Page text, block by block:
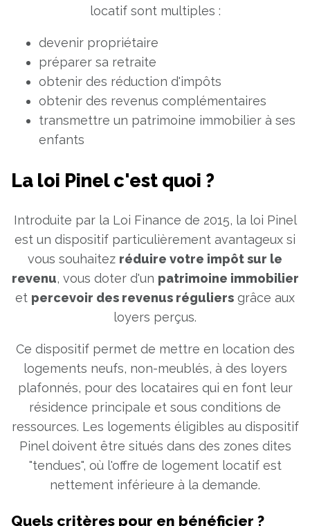
locatif sont multiples :
devenir propriétaire
préparer sa retraite
obtenir des réduction d'impôts
obtenir des revenus complémentaires
transmettre un patrimoine immobilier à ses
enfants
La loi Pinel c'est quoi ?
Introduite par la Loi Finance de 2015, la loi Pinel
est un dispositif particulièrement avantageux si
vous souhaitez réduire votre impôt sur le
revenu, vous doter d'un patrimoine immobilier
et percevoir des revenus réguliers grâce aux
loyers perçus.
Ce dispositif permet de mettre en location des
logements neufs, non-meublés, à des loyers
plafonnés, pour des locataires qui en font leur
résidence principale et sous conditions de
ressources. Les logements éligibles au dispositif
Pinel doivent être situés dans des zones dites
"tendues", où l'offre de logement locatif est
nettement inférieure à la demande.
Quels critères pour en bénéficier ?